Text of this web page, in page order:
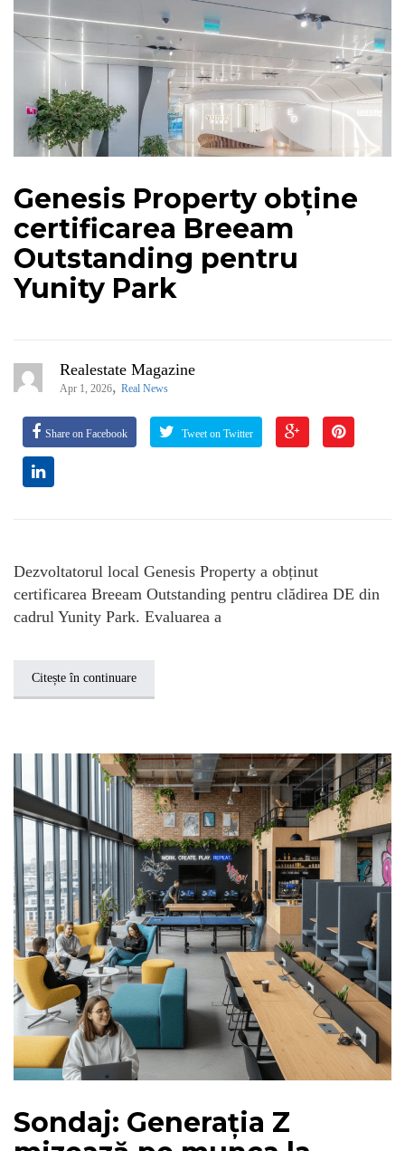
Genesis Property obține
certificarea Breeam
Outstanding pentru
Yunity Park
Realestate Magazine
Apr 1, 2026, Real News
Share on Facebook Tweet on Twitter
Dezvoltatorul local Genesis Property a obținut
certificarea Breeam Outstanding pentru clădirea DE din
cadrul Yunity Park. Evaluarea a
Citește în continuare
Sondaj: Generația Z